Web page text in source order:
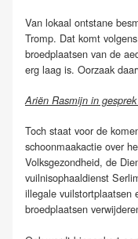
Van lokaal ontstane
Tromp. Dat komt
broedplaatsen van de
erg laag is. Oorzaak
Ariën Rasmijn in
Toch staat voor de
schoonmaakactie over
Volksgezondheid, de
vuilnisophaaldienst
illegale vuilstortplaatsen
broedplaatsen